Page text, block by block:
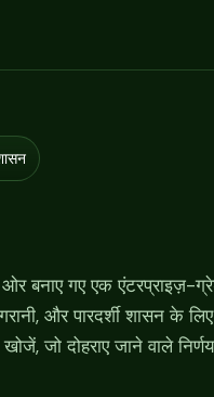
बनाए गए एक एंटरप्राइज़-
और पारदर्शी शासन के
जो दोहराए जाने वाले